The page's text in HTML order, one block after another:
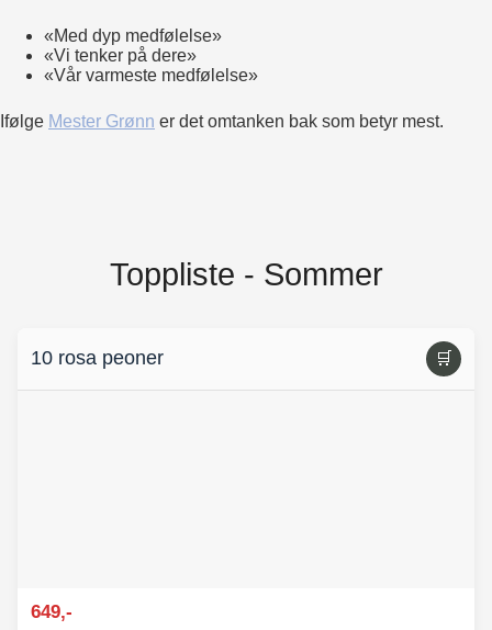
«Med dyp medfølelse»
«Vi tenker på dere»
«Vår varmeste medfølelse»
Ifølge Mester Grønn er det omtanken bak som betyr mest.
Toppliste - Sommer
10 rosa peoner 🛒
649,-